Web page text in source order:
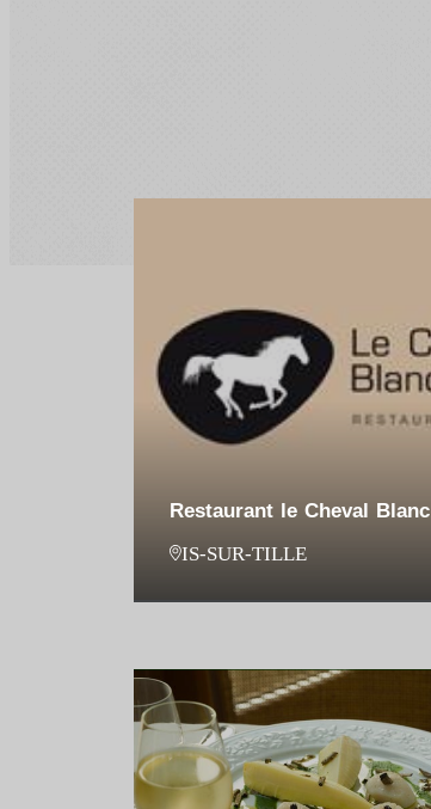
Restaurant le Cheval Blanc
IS-SUR-TILLE